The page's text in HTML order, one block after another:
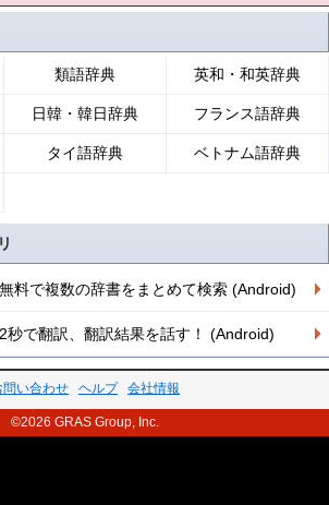
類語辞典 英和・和英辞典
日韓・韓日辞典 フランス語辞典
タイ語辞典 ベトナム語辞典
料で複数の辞書をまとめて検索 (Android)
秒で翻訳、翻訳結果を話す！ (Android)
問い合わせ ヘルプ 会社情報
©2026 GRAS Group, Inc.